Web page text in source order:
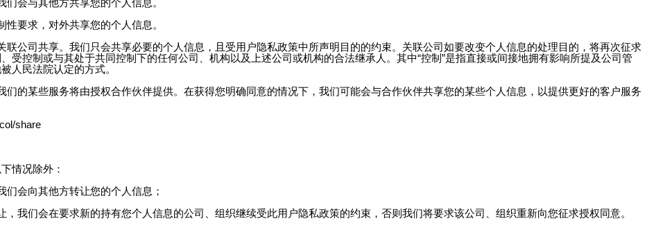
们会与其他方共享您的个人信息。
性要求，对外共享您的个人信息。
联公司共享。我们只会共享必要的个人信息，且受用户隐私政策中所声明目的的约束。关联公司如要改变个人信息的处理目的，将再次征求
受控制或与其处于共同控制下的任何公司、机构以及上述公司或机构的合法继承人。其中“控制”是指直接或间接地拥有影响所提及公司管
人民法院认定的方式。
们的某些服务将由授权合作伙伴提供。在获得您明确同意的情况下，我们可能会与合作伙伴共享您的某些个人信息，以提供更好的客户服务
share
情况除外：
们会向其他方转让您的个人信息；
，我们会在要求新的持有您个人信息的公司、组织继续受此用户隐私政策的约束，否则我们将要求该公司、组织重新向您征求授权同意。